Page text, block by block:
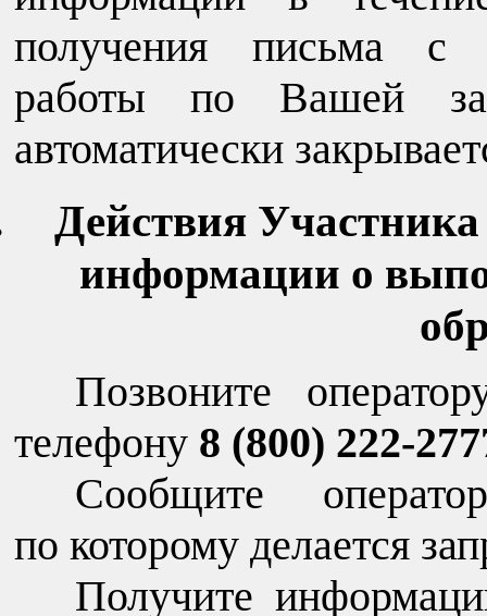
получения письма с
работы по Вашей
автоматически
Действия
информации о
Позвоните
телефону 8 (800) 222-
Сообщите
по которому делается
Получите